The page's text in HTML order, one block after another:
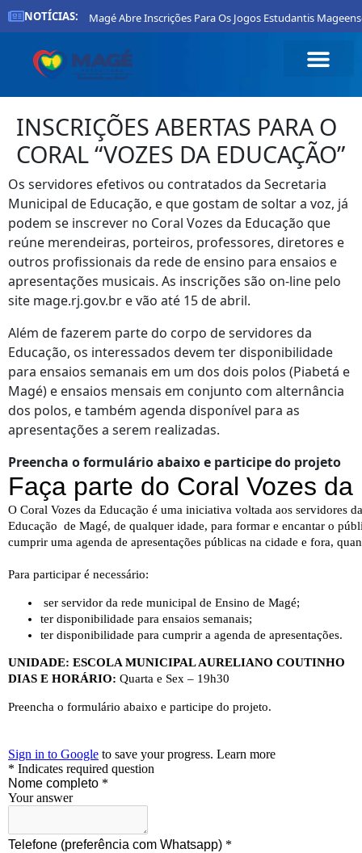
NOTÍCIAS:
Prefeitura De Magé Abre Inscrições Para Os Jogos Estudantis
INSCRIÇÕES ABERTAS PARA O
CORAL “VOZES DA EDUCAÇÃO”
Os servidores efetivos ou contratados da Secretaria
Municipal de Educação, e que gostam de soltar a voz, já
podem se inscrever no Coral Vozes da Educação que
reúne merendeiras, porteiros, professores, diretores e
outros profissionais da rede de ensino para ensaios e
apresentações musicais. As inscrições são on-line pelo
site mage.rj.gov.br e vão até 15 de abril.
Além de fazerem parte do corpo de servidores da
Educação, os interessados devem ter disponibilidade
para ensaios semanais em um dos dois polos (Piabetá e
Magé) e ensaios mensais em conjunto com alternância
dos polos, e também agenda disponível para as
apresentações a serem realizadas.
Preencha o formulário abaixo e participe do projeto